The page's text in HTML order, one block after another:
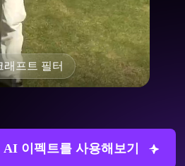
Ai Twerking 효과
이펙트를 사용해보기